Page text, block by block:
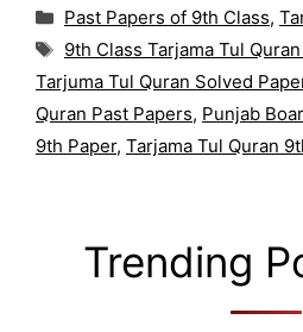
Categories
Past Papers of 9th Class,
Tags
9th Class Tarjama Tul
Tarjuma Tul Quran Solved
Quran Past Papers, Punjab
9th Paper, Tarjama Tul Quran
Trending